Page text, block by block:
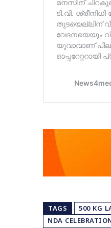
TAGS 500 KG
NDA